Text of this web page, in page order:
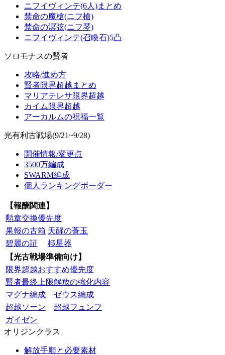
ニフイヴィンテ(6人)まとめ
禁命の魔槍(ニフ槍)
禁命の溟弦(ニフ琴)
ニフイヴィンテ(召喚石)5凸
ソロモナスの賢者
攻略/進め方
賢者限界超越まとめ
マリアテレサ限界超越
カイム限界超越
アーカルムの祝福一覧
光有利古戦場(9/21~9/28)
開催情報/変更点
3500万編成
SWARM編成
個人ランキングボーダー
【報酬関連】
勲章交換優先度
果報の古箱 天醒の蒼玉
碧麗の証
極星器
【光古戦場準備向け】
限界超越おすすめ優先度
賢者最終上限解放の強化内容
マグナ編成
ゼウス編成
超越ソーン
超越フュンフ
ガイゼン
オリジンクラス
解放手順と必要素材